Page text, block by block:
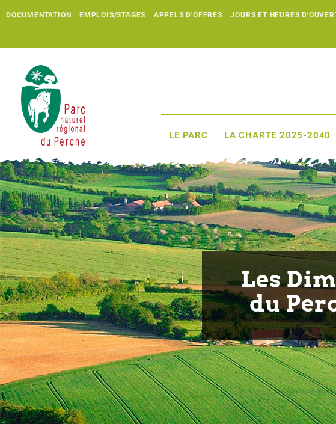
DOCUMENTATION EMPLOIS/STAGES APPELS D'OFFRES JOURS ET HEURES
LE PARC LA CHARTE 2025-2040
Les
du